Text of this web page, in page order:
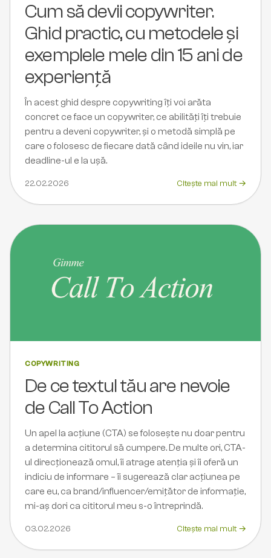
Cum să devii copywriter.
Ghid practic, cu metodele și
exemplele mele din 15 ani de
experiență
În acest ghid despre copywriting îți voi arăta
concret ce face un copywriter, ce abilități îți trebuie
pentru a deveni copywriter, și o metodă simplă pe
care o folosesc de fiecare dată când ideile nu vin, iar
deadline-ul e la ușă.
22.02.2026 Citește mai mult →
COPYWRITING
De ce textul tău are nevoie
de Call To Action
Un apel la acțiune (CTA) se folosește nu doar pentru
a determina cititorul să cumpere. De multe ori, CTA-
ul direcționează omul, îi atrage atenția și îi oferă un
indiciu de informare – îi sugerează clar acțiunea pe
care eu, ca brand/influencer/emițător de informație,
mi-aș dori ca cititorul meu s-o întreprindă.
03.02.2026 Citește mai mult →